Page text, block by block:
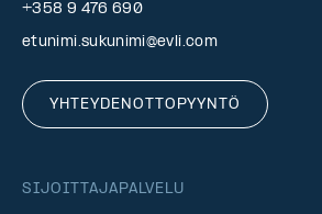
+358 9 476 690
etunimi.sukunimi@evli.com
YHTEYDENOTTOPYYNTÖ
SIJOITTAJAPALVELU